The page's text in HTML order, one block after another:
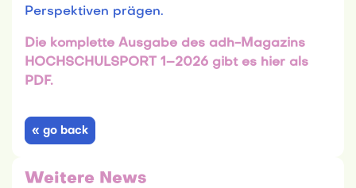
Perspektiven prägen.
Die komplette Ausgabe des adh-Magazins
HOCHSCHULSPORT 1–2026 gibt es hier als
PDF.
« go back
Weitere News